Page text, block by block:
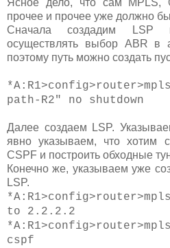
Ясное дело, что сам MPLS,
прочее и прочее уже должно
Сначала создадим LSP
осуществлять выбор ABR в
поэтому путь можно создать
path-R2" no shutdown
Далее создаем LSP.
явно указываем, что хотим
CSPF и построить обходные
Конечно же, указываем уже
LSP.
to 2.2.2.2
cspf